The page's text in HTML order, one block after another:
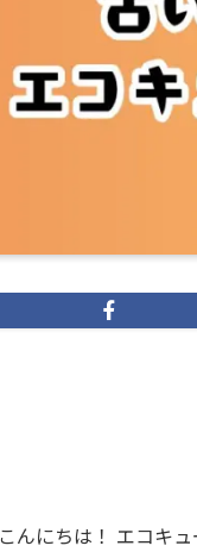
こんにちは！ エコキ